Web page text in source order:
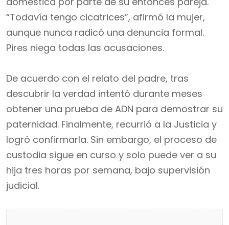
“Todavía tengo cicatrices”, afirmó la mujer,
aunque nunca radicó una denuncia formal.
Pires niega todas las acusaciones.
De acuerdo con el relato del padre, tras
descubrir la verdad intentó durante meses
obtener una prueba de ADN para demostrar su
paternidad. Finalmente, recurrió a la Justicia y
logró confirmarla. Sin embargo, el proceso de
custodia sigue en curso y solo puede ver a su
hija tres horas por semana, bajo supervisión
judicial.